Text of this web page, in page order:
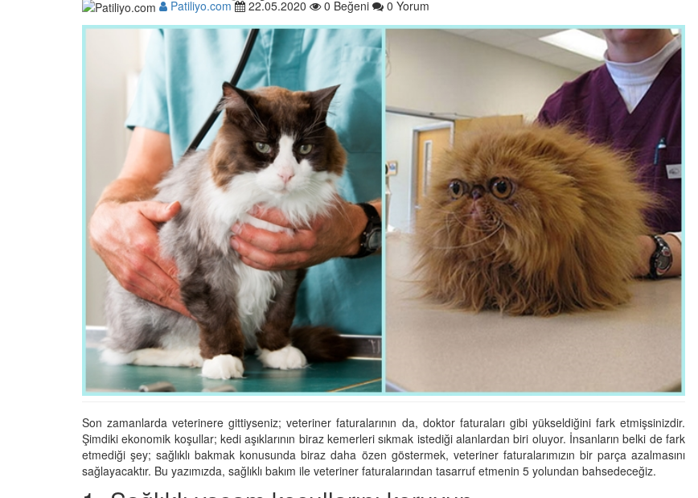
Patiliyo.com 22.05.2020 0 Beğeni 0 Yorum
Son zamanlarda veterinere gittiyseniz; veteriner faturalarının da, doktor faturaları gibi yükseldiğini fark etmişsinizdir.
Şimdiki ekonomik koşullar; kedi aşıklarının biraz kemerleri sıkmak istediği alanlardan biri oluyor. İnsanların belki de fark
etmediği şey; sağlıklı bakmak konusunda biraz daha özen göstermek, veteriner faturalarımızın bir parça azalmasını
sağlayacaktır. Bu yazımızda, sağlıklı bakım ile veteriner faturalarından tasarruf etmenin 5 yolundan bahsedeceğiz.
Ev Ortamına ve Yaşam
Standartlarına Uygun Bakımı
Kolay 14 Evcil Hayvan
01.01.2025
Köpeklerle İlgili Ünlü Sözler ve
Atasözleri
03.04.2024
İzmir’deki Hayvan Barınakları
22.05.2020
Ankara’daki Hayvan Barınakları
22.05.2020
Köpeğim Su İçmiyor, Köpeklerin
Su İçmeme Sebepleri
22.05.2020
Ev Ortamına ve Yaşam
Standartlarına Uygun Bakımı
Kolay 14 Evcil Hayvan
01.01.2025
Köpeklerle İlgili Ünlü Sözler ve
Atasözleri
03.04.2024
İzmir’deki Hayvan Barınakları
22.05.2020
Ankara’daki Hayvan Barınakları
22.05.2020
22.05.2020